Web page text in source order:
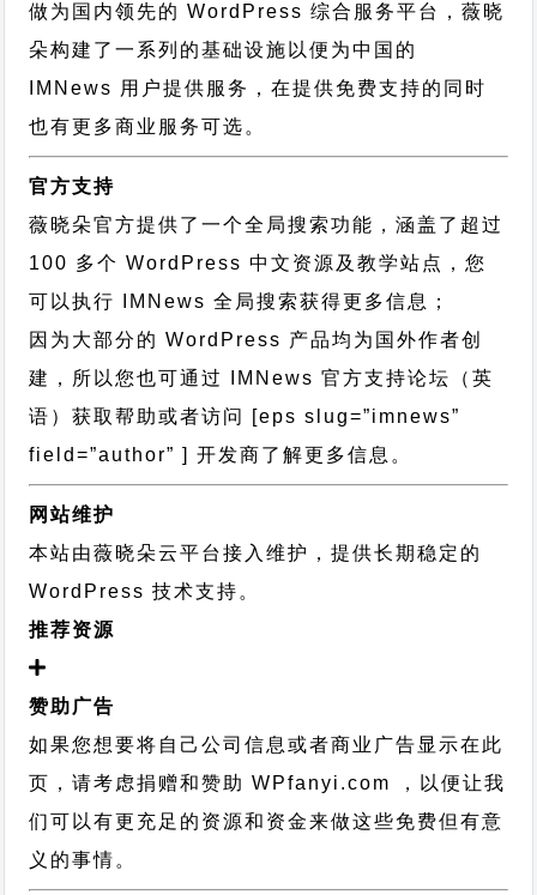
做为国内领先的 WordPress 综合服务平台，薇晓
朵构建了一系列的基础设施以便为中国的
IMNews 用户提供服务，在提供免费支持的同时
也有更多商业服务可选。
官方支持
薇晓朵官方提供了一个全局搜索功能，涵盖了超过
100 多个 WordPress 中文资源及教学站点，您
可以执行
IMNews 全局搜索获得更多信息；
因为大部分的 WordPress 产品均为国外作者创
建，所以您也可通过
IMNews 官方支持论坛
（英
语）获取帮助或者访问 [eps slug=”imnews”
field=”author” ] 开发商了解更多信息。
网站维护
本站由薇晓朵云平台接入维护，提供长期稳定的
WordPress 技术支持 。
推荐资源
赞助广告
如果您想要将自己公司信息或者商业广告显示在此
页，请考虑捐赠和赞助 WPfanyi.com ，以便让我
们可以有更充足的资源和资金来做这些免费但有意
义的事情。